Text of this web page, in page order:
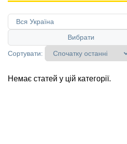
Вибрати
Сортувати:
Немає статей у цій категорії.